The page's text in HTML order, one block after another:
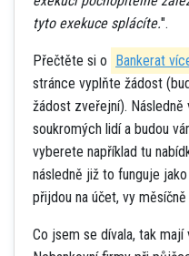
tyto exekuce splácíte.".
Přečtěte si o Bankerat
stránce vyplňte žádost
žádost zveřejní). Následně
soukromých lidí a budou
vyberete například tu
následně již to funguje
přijdou na účet, vy
Co jsem se dívala, tak mají